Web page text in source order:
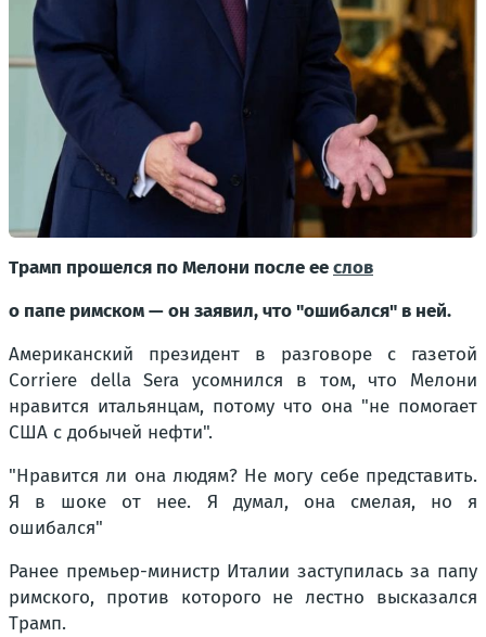
Трамп прошелся по Мелони после ееслов
о папе римском — он заявил, что "ошибался" в ней.
Американский президент в разговоре с газетой
Corriere della Sera усомнился в том, что Мелони
нравится итальянцам, потому что она "не помогает
США с добычей нефти".
"Нравится ли она людям? Не могу себе представить.
Я в шоке от нее. Я думал, она смелая, но я
ошибался"
Ранее премьер-министр Италии заступилась за папу
римского, против которого не лестно высказался
Трамп.